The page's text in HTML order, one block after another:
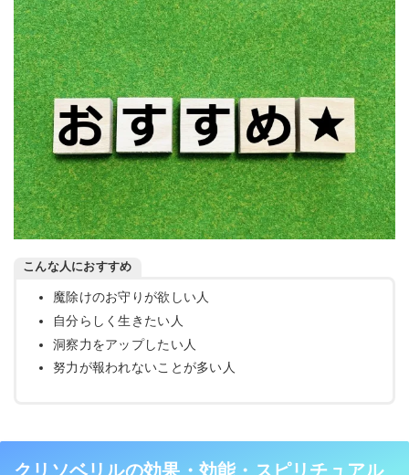
こんな人におすすめ
魔除けのお守りが欲しい人
自分らしく生きたい人
洞察力をアップしたい人
努力が報われないことが多い人
クリソベリルの効果・効能・スピリチュアル